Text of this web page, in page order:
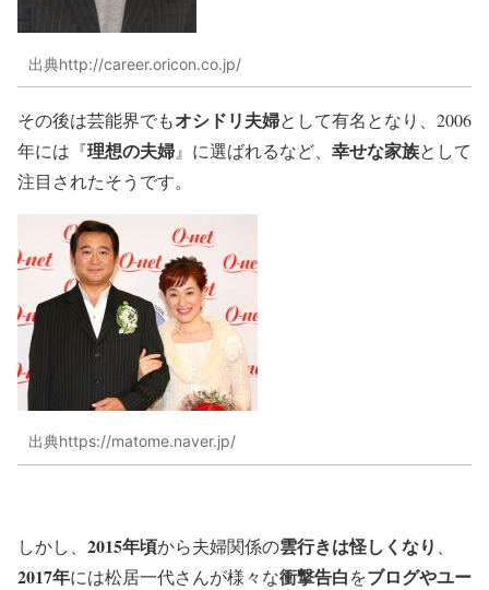
出典http://career.oricon.co.jp/
その後は芸能界でもオシドリ夫婦として有名となり、2006
年には『理想の夫婦』に選ばれるなど、 幸せな家族として
注目されたそうです。
出典https://matome.naver.jp/
しかし、 2015年頃から夫婦関係の雲行きは怪しくなり
2017年には松居一代さんが様々な衝撃告白をブログやユー